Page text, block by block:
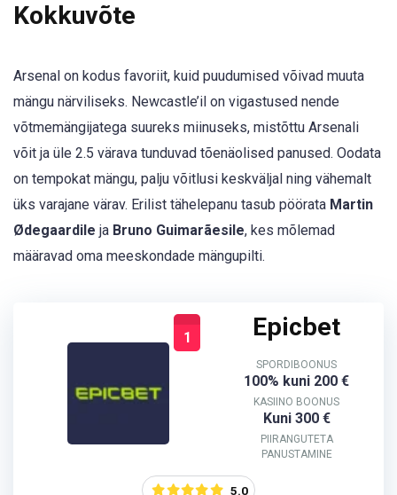
Kokkuvõte
Arsenal on kodus favoriit, kuid puudumised võivad muuta
mängu närviliseks. Newcastle’il on vigastused nende
võtmemängijatega suureks miinuseks, mistõttu Arsenali
võit ja üle 2.5 värava tunduvad tõenäolised panused. Oodata
on tempokat mängu, palju võitlusi keskväljal ning vähemalt
üks varajane värav. Erilist tähelepanu tasub pöörata Martin
Ødegaardile ja Bruno Guimarãesile, kes mõlemad
määravad oma meeskondade mängupilti.
1 Epicbet
SPORDIBOONUS
100% kuni 200 €
KASIINO BOONUS
Kuni 300 €
PIIRANGUTETA
PANUSTAMINE
5.0